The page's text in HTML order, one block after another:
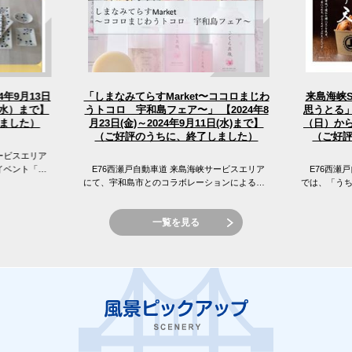
9月13日
）まで】
した）
スエリア
ント「え
「しまなみてらすMarket〜ココロまじわ
うトコロ 宇和島フェア〜」 【2024年8
月23日(金)～2024年9月11日(水)まで】
（ご好評のうちに、終了しました）
E76西瀬戸自動車道 来島海峡サービスエリア
にて、宇和島市とのコラボレーションによる
ロ 宇和島フェア〜」を開催...
来島海峡
思うとる
（日）か
（ご好
E76西瀬戸
では、「う
一覧を見る